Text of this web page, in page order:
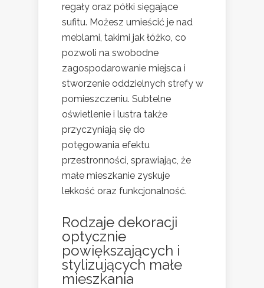
regały oraz półki sięgające
sufitu. Możesz umieścić je nad
meblami, takimi jak łóżko, co
pozwoli na swobodne
zagospodarowanie miejsca i
stworzenie oddzielnych strefy w
pomieszczeniu. Subtelne
oświetlenie i lustra także
przyczyniają się do
potęgowania efektu
przestronności, sprawiając, że
małe mieszkanie zyskuje
lekkość oraz funkcjonalność.
Rodzaje dekoracji
optycznie
powiększających i
stylizujących małe
mieszkania